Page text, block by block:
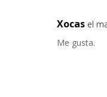
Xocas el
Me gusta.